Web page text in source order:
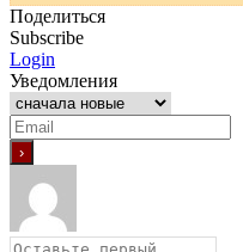
Поделиться
Subscribe
Login
Уведомления